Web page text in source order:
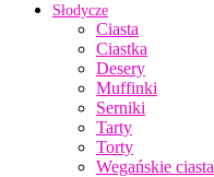
Słodycze
Ciasta
Ciastka
Desery
Muffinki
Serniki
Tarty
Torty
Wegańskie ciasta